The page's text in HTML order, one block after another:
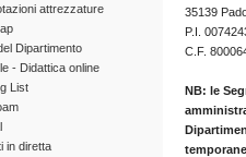
attrezzature
Dipartimento
- Didattica online
List
in diretta
35139
P.I.
C.F.
NB: le